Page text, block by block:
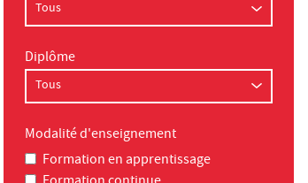
Diplôme
Modalité d'enseignement
Formation en apprentissage